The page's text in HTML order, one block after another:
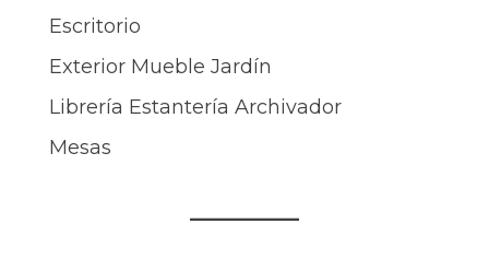
Escritorio
Exterior Mueble Jardín
Librería Estantería Archivador
Mesas